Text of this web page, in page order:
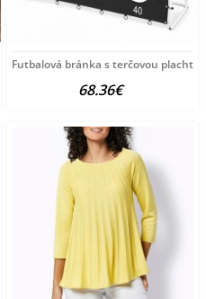
Futbalová bránka s terčovou
68.36€